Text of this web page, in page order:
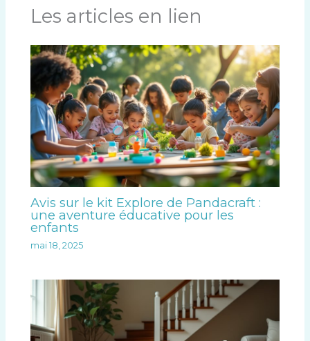
Les articles en lien
Avis sur le kit Explore de Pandacraft :
une aventure éducative pour les
enfants
mai 18, 2025